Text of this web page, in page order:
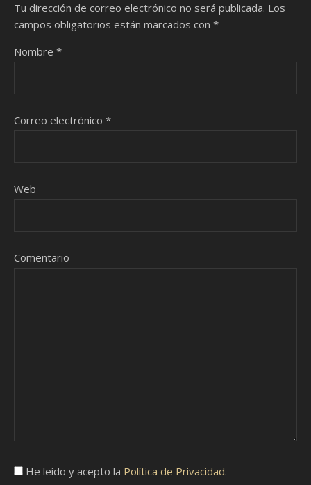
Tu dirección de correo electrónico no será publicada. Los
campos obligatorios están marcados con *
Nombre *
Correo electrónico *
Web
Comentario
He leído y acepto la Política de Privacidad.